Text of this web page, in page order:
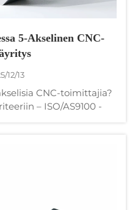
5-Akselinen CNC-
12/13
CNC-toimittajia?
– ISO/AS9100 -